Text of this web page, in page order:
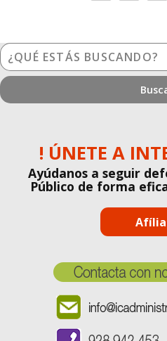
¿Qué
estás
buscando?
! ÚNETE A
Ayúdanos a seguir
Público de forma